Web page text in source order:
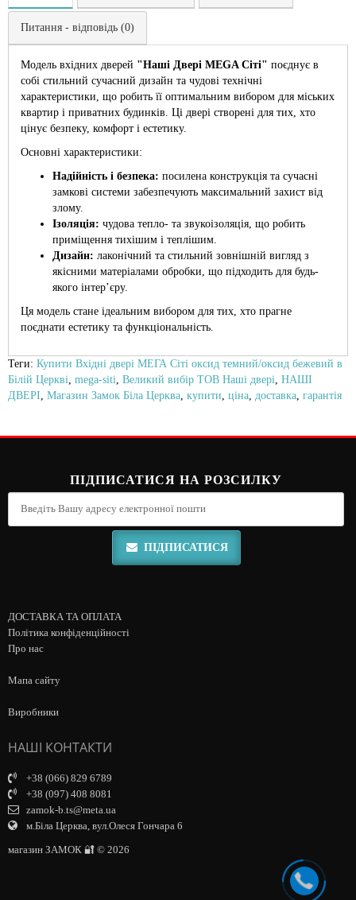
Питання - відповідь (0)
Модель вхідних дверей "Наші Двері MEGA Сіті" поєднує в
собі стильний сучасний дизайн та чудові технічні
характеристики, що робить її оптимальним вибором для міських
квартир і приватних будинків. Ці двері створені для тих, хто
цінує безпеку, комфорт і естетику.
Основні характеристики:
Надійність і безпека: посилена конструкція та сучасні
замкові системи забезпечують максимальний захист від
злому.
Ізоляція: чудова тепло- та звукоізоляція, що робить
приміщення тихішим і теплішим.
Дизайн: лаконічний та стильний зовнішній вигляд з
якісними матеріалами обробки, що підходить для будь-
якого інтер’єру.
Ця модель стане ідеальним вибором для тих, хто прагне
поєднати естетику та функціональність.
Теги: Купити Вхідні двері МЕГА Сіті оксид темний/оксид бежевий в
Білій Церкві mega-siti Великий вибір ТОВ Наші двері НАШІ
ДВЕРІ Магазин Замок Біла Церква купити ціна доставка гарантія
ПІДПИСАТИСЯ НА РОЗСИЛКУ
ПІДПИСАТИСЯ
ДОСТАВКА ТА ОПЛАТА
Політика конфіденційності
Про нас
Мапа сайту
Виробники
НАШІ КОНТАКТИ
+38 (066) 829 6789
+38 (097) 408 8081
zamok-b.ts@meta.ua
м.Біла Церква, вул.Олеся Гончара 6
магазин ЗАМОК 🔐 © 2026